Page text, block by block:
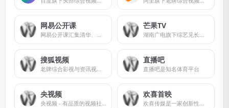
网易公开课
网易公开课汇集清华、北大、哈佛、耶鲁等世界名校共上千门课程，覆盖科学、经济、人文、哲学等22个领域，在这里你可以开拓视野看世界，获取有深度的好知识。
芒果TV
湖南广电旗下综艺见长视频平台
搜狐视频
老牌综合影视与资讯视频站
直播吧
直播吧是知名体育平台
央视频
央视频 - 有品质的视频社交媒体
欢喜首映
欢喜传媒是一家创新性影视内容投资、制作及流媒体播放平台公司，由董平、宁浩、徐峥和项绍琨先生于2015年联合创办，并在香港联交所上市（1003.HK）。